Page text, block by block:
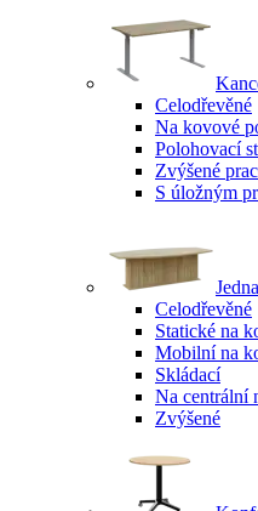
Celodřevěné
Na kovové
Polohovací
Zvýšené
S úložným
Celodřevěné
Statické na
Mobilní na
Skládací
Na centrální
Zvýšené